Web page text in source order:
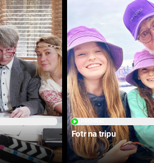
Fotr na tripu